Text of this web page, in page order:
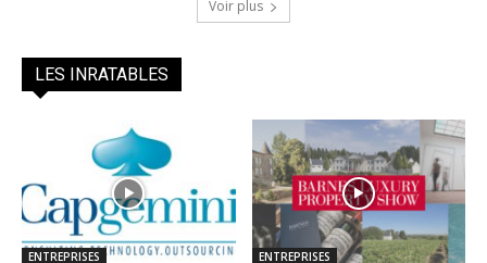
Voir plus
LES INRATABLES
ENTREPRISES ENTREPRISES